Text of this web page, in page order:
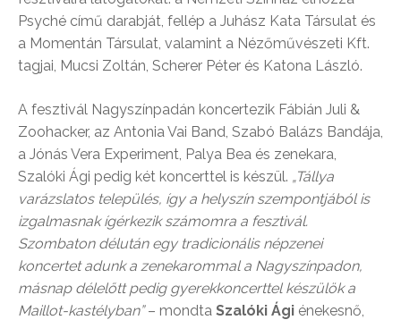
Psyché című darabját, fellép a Juhász Kata Társulat és
a Momentán Társulat, valamint a Nézőművészeti Kft.
tagjai, Mucsi Zoltán, Scherer Péter és Katona László.
A fesztivál Nagyszínpadán koncertezik Fábián Juli &
Zoohacker, az Antonia Vai Band, Szabó Balázs Bandája,
a Jónás Vera Experiment, Palya Bea és zenekara,
Szalóki Ági pedig két koncerttel is készül. „Tállya
varázslatos település, így a helyszín szempontjából is
izgalmasnak ígérkezik számomra a fesztivál.
Szombaton délután egy tradicionális népzenei
koncertet adunk a zenekarommal a Nagyszínpadon,
másnap délelőtt pedig gyerekkoncerttel készülök a
Maillot-kastélyban”– mondta Szalóki Ági énekesnő,